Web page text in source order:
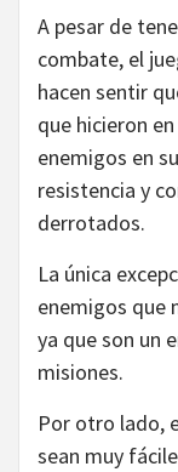
A pesar de
combate, el
hacen sentir
que hicieron
enemigos en
resistencia y
derrotados.
La única
enemigos que
ya que son un
misiones.
Por otro lado,
sean muy